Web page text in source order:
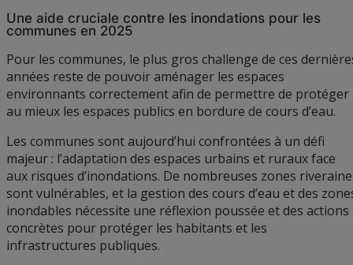
Une aide cruciale contre les inondations pour les
communes en 2025
Pour les communes, le plus gros challenge de ces
années reste de pouvoir aménager les espaces
environnants correctement afin de permettre de protéger
au mieux les espaces publics en bordure de cours d’eau.
Les communes sont aujourd’hui confrontées à un défi
majeur : l’adaptation des espaces urbains et ruraux face
aux risques d’inondations. De nombreuses zones
sont vulnérables, et la gestion des cours d’eau et des
inondables nécessite une réflexion poussée et des actions
concrètes pour protéger les habitants et les
infrastructures publiques.